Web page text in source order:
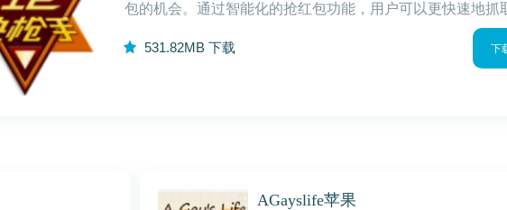
包的机会。通过智能化的抢红包功能，用户可以更快速地抓
包，增加收入。接下来，我们将从软件亮点、软件特色、软
法以及软件测评等方面对红包快枪手安卓
531.82MB 下载 下
AGayslife苹果